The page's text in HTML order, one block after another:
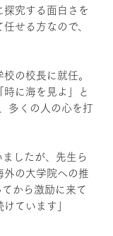
探究する面白さを
せる方なので、
の校長に就任。
に海を見よ」と
多くの人の心を打
したが、先生ら
の大学院への推
から激励に来て
ています」